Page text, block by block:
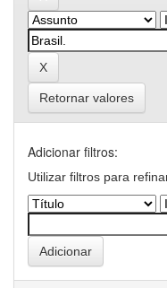
Retornar valores
Adicionar filtros:
Utilizar filtros para